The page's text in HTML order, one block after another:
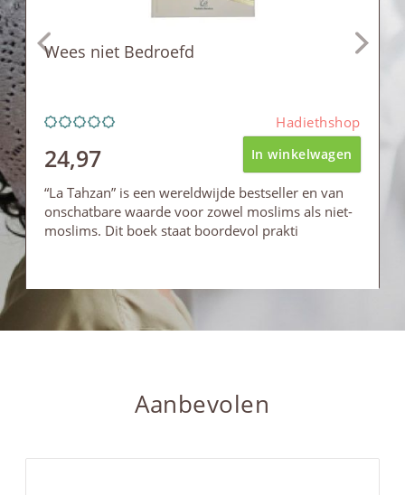
Wees niet Bedroefd
Hadiethshop
24,97 In winkelwagen
“La Tahzan” is een wereldwijde bestseller en van
onschatbare waarde voor zowel moslims als niet-
moslims. Dit boek staat boordevol prakti
Aanbevolen